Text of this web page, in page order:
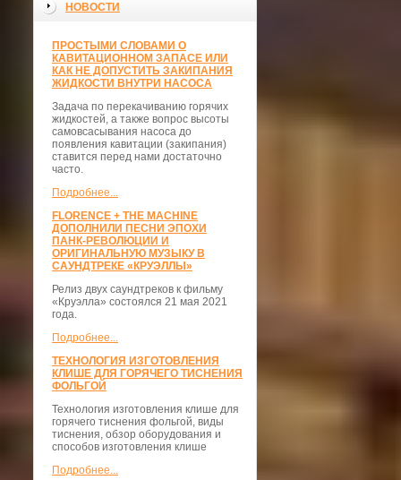
НОВОСТИ
ПРОСТЫМИ СЛОВАМИ О
КАВИТАЦИОННОМ ЗАПАСЕ ИЛИ
КАК НЕ ДОПУСТИТЬ ЗАКИПАНИЯ
ЖИДКОСТИ ВНУТРИ НАСОСА
Задача по перекачиванию горячих
жидкостей, а также вопрос высоты
самовсасывания насоса до
появления кавитации (закипания)
ставится перед нами достаточно
часто.
Подробнее...
FLORENCE + THE MACHINE
ДОПОЛНИЛИ ПЕСНИ ЭПОХИ
ПАНК-РЕВОЛЮЦИИ И
ОРИГИНАЛЬНУЮ МУЗЫКУ В
САУНДТРЕКЕ «КРУЭЛЛЫ»
Релиз двух саундтреков к фильму
«Круэлла» состоялся 21 мая 2021
года.
Подробнее...
ТЕХНОЛОГИЯ ИЗГОТОВЛЕНИЯ
КЛИШЕ ДЛЯ ГОРЯЧЕГО ТИСНЕНИЯ
ФОЛЬГОЙ
Технология изготовления клише для
горячего тиснения фольгой, виды
тиснения, обзор оборудования и
способов изготовления клише
Подробнее...